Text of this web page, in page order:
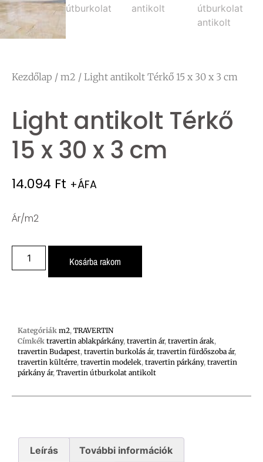
Kezdőlap / m2 / Light antikolt Térkő 15 x 30 x 3 cm
Light antikolt Térkő
15 x 30 x 3 cm
14.094 Ft +ÁFA
Ár/m2
Kosárba rakom
Kategóriák m2, TRAVERTIN
Címkék travertin ablakpárkány, travertin ár, travertin árak,
travertin Budapest, travertin burkolás ár, travertin fürdőszoba ár,
travertin kültérre, travertin modelek, travertin párkány, travertin
párkány ár, Travertin útburkolat antikolt
Leírás További információk